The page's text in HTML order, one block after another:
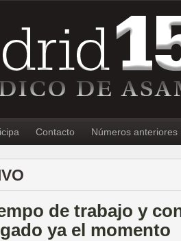
Contacto Números anteriores
de trabajo y
ya el momento